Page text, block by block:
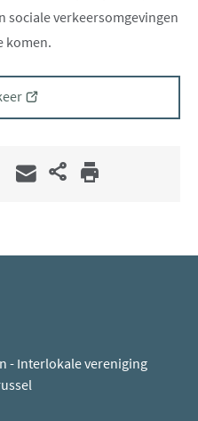
sociale verkeersomgevingen
komen.
nieuw
- Interlokale vereniging